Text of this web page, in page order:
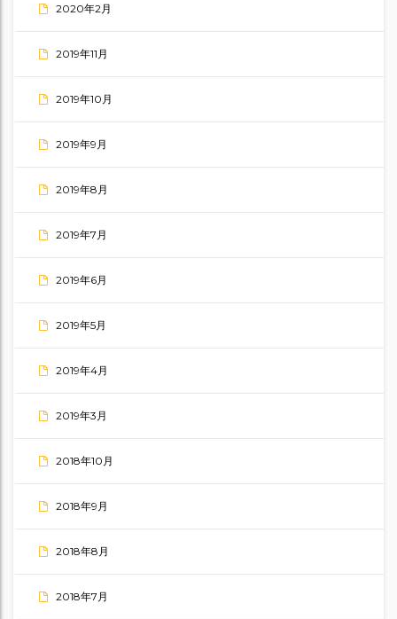
2020年2月
2019年11月
2019年10月
2019年9月
2019年8月
2019年7月
2019年6月
2019年5月
2019年4月
2019年3月
2018年10月
2018年9月
2018年8月
2018年7月